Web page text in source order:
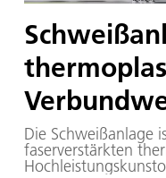
Die Schweißanlage
faserverstärkten